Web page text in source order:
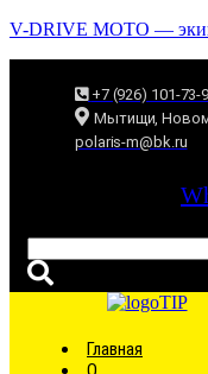
V-DRIVE MOTO —
+7 (926) 101-73-
Мытищи,
polaris-m@bk.ru
Главная